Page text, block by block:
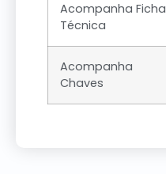
Acompanha Ficha
Técnica
Acompanha
Chaves